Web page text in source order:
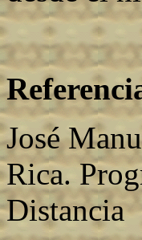
José
Rica.
Distancia